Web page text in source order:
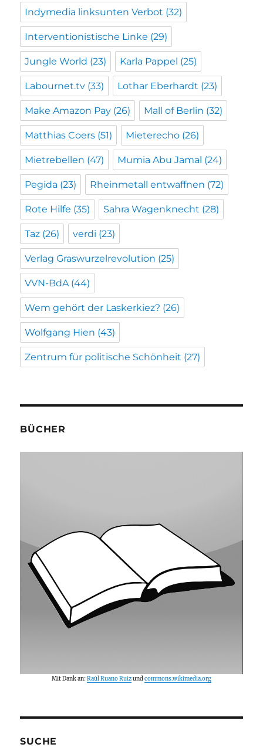
Indymedia linksunten Verbot (32)
Interventionistische Linke (29)
Jungle World (23) Karla Pappel (25)
Labournet.tv (33) Lothar Eberhardt (23)
Make Amazon Pay (26) Mall of Berlin (32)
Matthias Coers (51) Mieterecho (26)
Mietrebellen (47) Mumia Abu Jamal (24)
Pegida (23) Rheinmetall entwaffnen (72)
Rote Hilfe (35) Sahra Wagenknecht (28)
Taz (26) verdi (23)
Verlag Graswurzelrevolution (25)
VVN-BdA (44)
Wem gehört der Laskerkiez? (26)
Wolfgang Hien (43)
Zentrum für politische Schönheit (27)
BÜCHER
Mit Dank an:Raúl Ruano Ruizundcommons.wikimedia.org
SUCHE